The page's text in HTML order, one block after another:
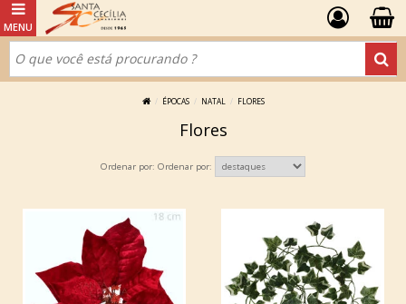
ÉPOCAS NATAL FLORES
Flores
Ordenar por: